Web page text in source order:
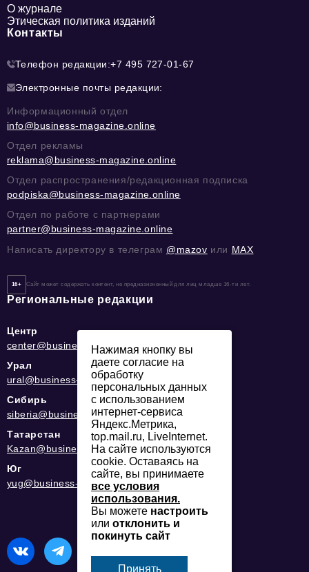
О журнале
Этическая политика изданий
Контакты
Телефон редакции:+7 495 727-01-67
Электронные почты редакции:
Информационный отдел
info@business-magazine.online
Отдел рекламы
reklama@business-magazine.online
Отдел распространения/редакционная подписка
podpiska@business-magazine.online
Отдел по работе с партнерами
partner@business-magazine.online
Написать директору в телеграм @mazov или MAX
16+ Сайт может содержать контент, не предназначенный для лиц младше 16-ти лет.
Региональные редакции
Центр
center@business-magazine.online
Урал
ural@business-magazine.online
Сибирь
siberia@business-magazine.online
Татарстан
Kazan@business-magazine.online
Юг
yug@business-magazine.online
Нажимая кнопку вы
даете согласие на
обработку
персональных данных
с использованием
интернет-сервиса
Яндекс.Метрика,
top.mail.ru, LiveInternet.
На сайте используются
cookie. Оставаясь на
сайте, вы принимаете
все условия
использования.
Вы можете настроить
или отклонить и
покинуть сайт
Принять